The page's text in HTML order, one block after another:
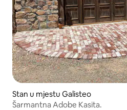
Stan u mjestu Galisteo
Šarmantna Adobe Kasita.